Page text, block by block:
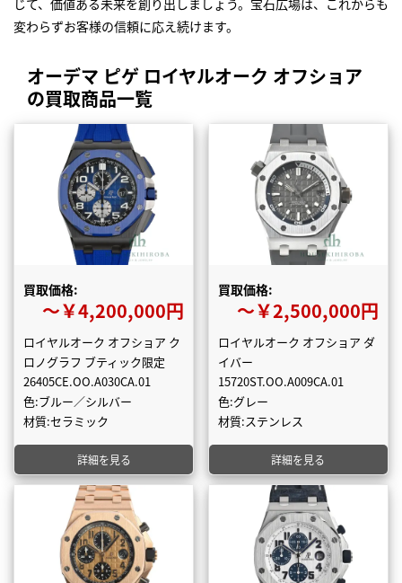
じて、価値ある未来を創り出しましょう。宝石広場は、これからも
変わらずお客様の信頼に応え続けます。
オーデマ ピゲ ロイヤルオーク オフショア
の買取商品一覧
買取価格:
〜￥4,200,000円
ロイヤルオーク オフショア ク
ロノグラフ ブティック限定
26405CE.OO.A030CA.01
色:ブルー／シルバー
材質:セラミック
詳細を見る
買取価格:
〜￥2,500,000円
ロイヤルオーク オフショア ダ
イバー
15720ST.OO.A009CA.01
色:グレー
材質:ステンレス
詳細を見る